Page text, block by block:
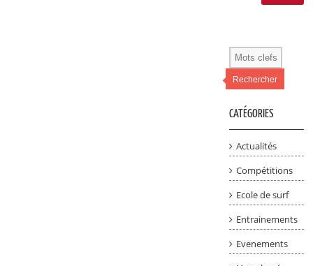
Rechercher
CATÉGORIES
Actualités
Compétitions
Ecole de surf
Entrainements
Evenements